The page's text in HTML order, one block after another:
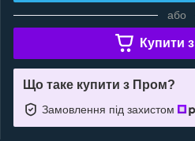
або
Купити з
Що таке купити з Пром?
Замовлення під захистом